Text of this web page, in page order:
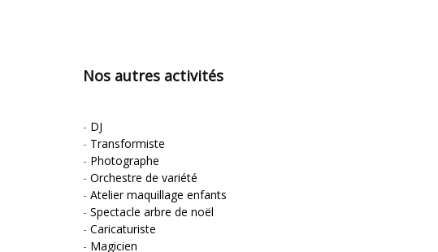
Nos autres activités
- DJ
- Transformiste
- Photographe
- Orchestre de variété
- Atelier maquillage enfants
- Spectacle arbre de noël
- Caricaturiste
- Magicien